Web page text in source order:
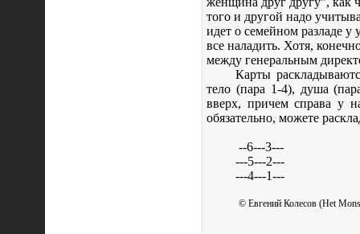
того и другой надо
идет о семейном разладе
все наладить. Хотя,
между генеральным
Карты
тело (пара 1-4), душа
вверх, причем справа у
обязательно, можете
--6---3---
---5---2---
---4---1---
© Евгений Колесов (Het